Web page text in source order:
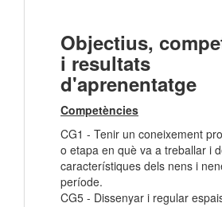
Objectius,
i resultats
d'aprenentatge
Competències
CG1 - Tenir un coneixement
o etapa en què va a treballar i
característiques dels nens i
període.
CG5 - Dissenyar i regular